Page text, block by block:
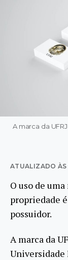
A marca da
ATUALIZADO ÀS
O uso de
propriedade
possuidor.
A marca da
Universidade